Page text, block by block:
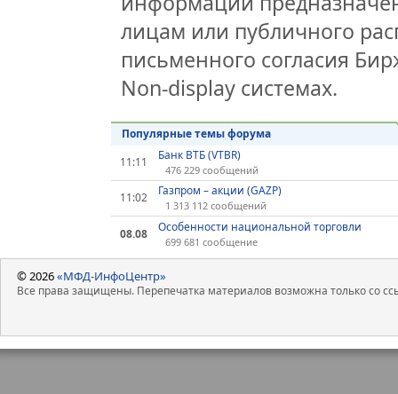
лицам или публичного
письменного согласия
Non-display системах.
Популярные темы форума
11:11
Банк ВТБ (VTBR)
476 229 сообщений
11:02 Газпром – акции (GAZP)
1 313 112 сообщений
08.08 Особенности национальной торговли
699 681 сообщение
© 2026«МФД-ИнфоЦентр»
Все права защищены. Перепечатка материалов возможна только со